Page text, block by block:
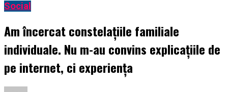
Social
Am încercat constelațiile familiale
individuale. Nu m-au convins explicațiile de
pe internet, ci experiența